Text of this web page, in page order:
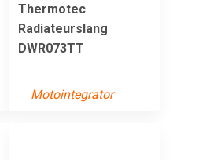
Thermotec
Radiateurslang
DWR073TT
Motointegrator